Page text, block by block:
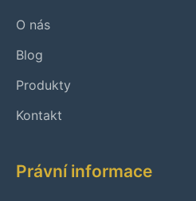
O nás
Blog
Produkty
Kontakt
Právní informace